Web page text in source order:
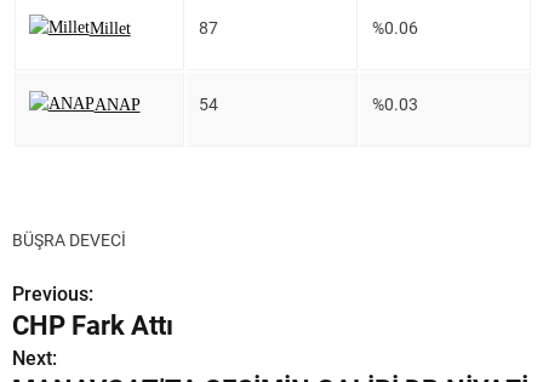
Millet 87 %0.06
ANAP 54 %0.03
BÜŞRA DEVECİ
Y
a
Previous:
CHP Fark Attı
Next: